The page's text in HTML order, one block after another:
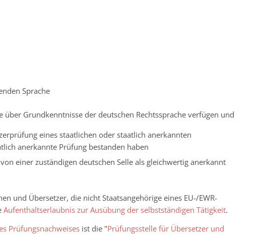
Sprache
Grundkenntnisse der deutschen Rechtssprache verfügen und
eines staatlichen oder staatlich anerkannten
anerkannte Prüfung bestanden haben
einer zuständigen deutschen Selle als gleichwertig anerkannt
und Übersetzer, die nicht Staatsangehörige eines EU-/EWR-
Aufenthaltserlaubnis zur Ausübung der selbstständigen Tätigkeit.
Prüfungsnachweisesist die "Prüfungsstelle für Übersetzer und